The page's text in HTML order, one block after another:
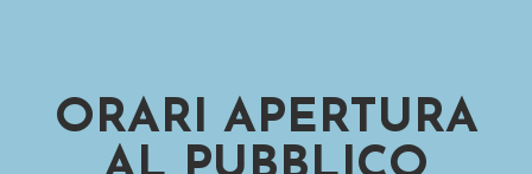
ORARI APERTURA